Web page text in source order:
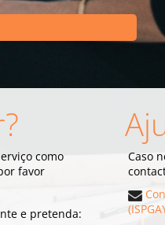
como
favor
e pretenda:
Caso